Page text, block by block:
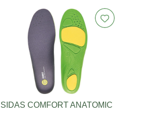
SIDAS COMFORT ANATOMIC